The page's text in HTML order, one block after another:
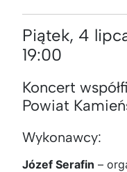
Piątek, 4
19:00
Koncert
Powiat
Wykonawcy:
Józef Serafin –